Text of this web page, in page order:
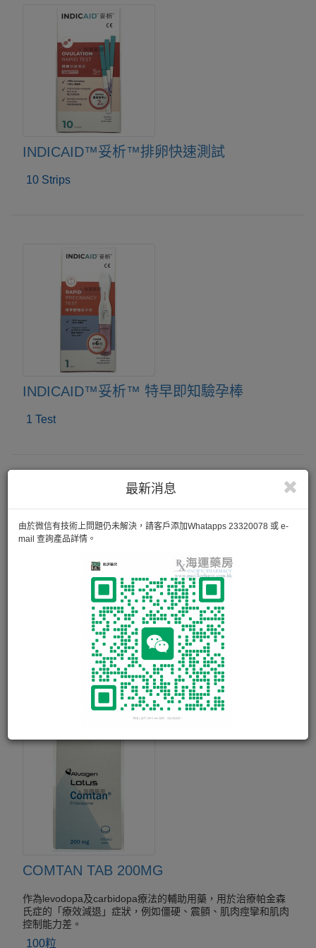
最新消息
由於微信有技術上問題仍未解決，請客戶添加Whatapps 23320078 或 e-
mail 查詢產品詳情。
INDICAID™妥析™排卵快速測試
10 Strips
INDICAID™妥析™ 特早即知驗孕棒
1 Test
HYDROSONE CREAM 1%
COMTAN TAB 200MG
作為levodopa及carbidopa療法的輔助用藥，用於治療帕金森
氏症的「療效減退」症狀，例如僵硬、震顫、肌肉痙攣和肌肉
控制能力差。
100粒